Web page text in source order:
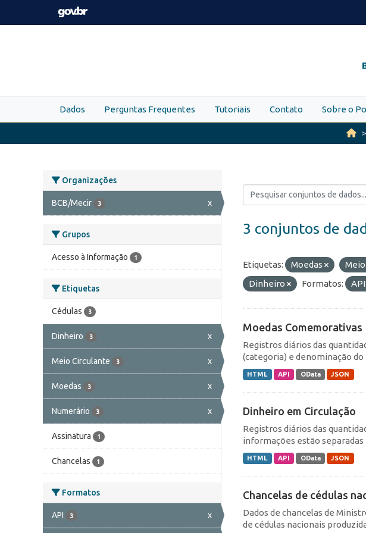
Skip to main content
Dados Perguntas Frequentes Tutoriais Contato Sobre o
Organizações
BCB/Mecir 3 x
Grupos
Acesso à Informação 1
Etiquetas
Cédulas 3
Dinheiro 3 x
Meio Circulante 3 x
Moedas 3 x
Numerário 3 x
Assinatura 1
Chancelas 1
Formatos
API 3 x
3 conjuntos de
Etiquetas: Moedas
Dinheiro
Formatos: API
Moedas Comemorativas
Registros diários das
(categoria) e denominação do
HTML API OData JSON
Dinheiro em Circulação
Registros diários das
informações estão separadas
HTML API OData JSON
Chancelas de cédulas
Dados de chancelas de
de cédulas nacionais